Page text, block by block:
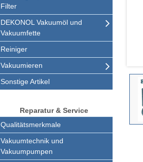
Filter
DEKONOL Vakuumöl und
Vakuumfette
Reiniger
Vakuumieren
Sonstige Artikel
Reparatur & Service
Qualitätsmerkmale
Vakuumtechnik und
Vakuumpumpen